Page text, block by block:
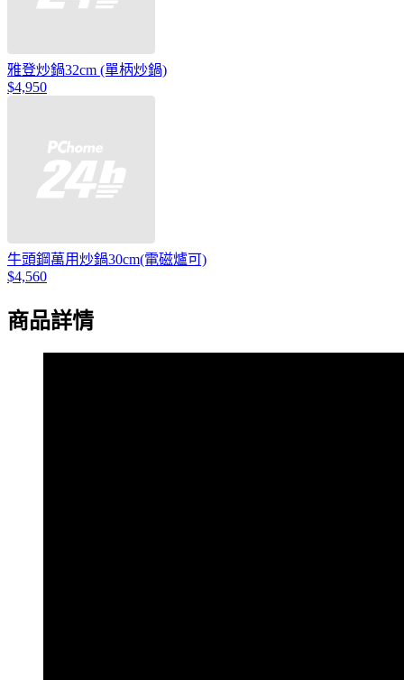
雅登炒鍋32cm (單柄炒鍋)
$4,950
牛頭鋼萬用炒鍋30cm(電磁爐可)
$4,560
商品詳情